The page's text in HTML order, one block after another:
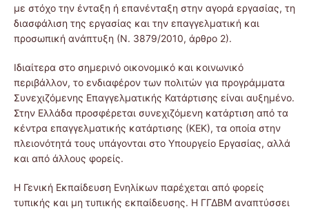
με στόχο την ένταξη ή επανένταξη στην αγορά εργασίας, τη
διασφάλιση της εργασίας και την επαγγελματική και
προσωπική ανάπτυξη (Ν. 3879/2010, άρθρο 2).
Ιδιαίτερα στο σημερινό οικονομικό και κοινωνικό
περιβάλλον, το ενδιαφέρον των πολιτών για προγράμματα
Συνεχιζόμενης Επαγγελματικής Κατάρτισης είναι αυξημένο.
Στην Ελλάδα προσφέρεται συνεχιζόμενη κατάρτιση από τα
κέντρα επαγγελματικής κατάρτισης (ΚΕΚ), τα οποία στην
πλειονότητά τους υπάγονται στο Υπουργείο Εργασίας, αλλά
και από άλλους φορείς.
Η Γενική Εκπαίδευση Ενηλίκων παρέχεται από φορείς
τυπικής και μη τυπικής εκπαίδευσης. Η ΓΓΔΒΜ αναπτύσσει